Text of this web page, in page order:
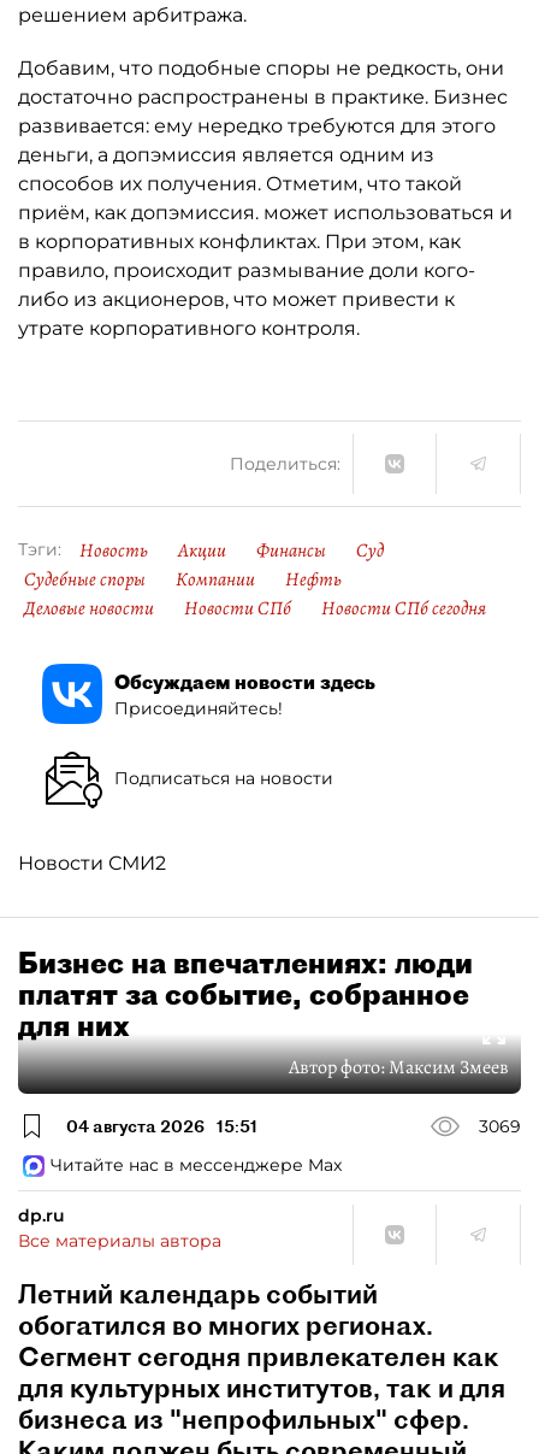
решением арбитража.
Добавим, что подобные споры не редкость, они
достаточно распространены в практике. Бизнес
развивается: ему нередко требуются для этого
деньги, а допэмиссия является одним из
способов их получения. Отметим, что такой
приём, как допэмиссия. может использоваться и
в корпоративных конфликтах. При этом, как
правило, происходит размывание доли кого-
либо из акционеров, что может привести к
утрате корпоративного контроля.
Поделиться:
Тэги: Новость Акции Финансы
Суд
Судебные споры
Компании
Нефть
Деловые новости
Новости СПб Новости СПб сегодня
Обсуждаем новости здесь
Присоединяйтесь!
Подписаться на новости
Новости СМИ2
Бизнес на впечатлениях: люди
платят за событие, собранное
для них
Автор фото:Максим Змеев
04 августа 2026 15:51
3069
Читайте нас в мессенджере Max
dp.ru
Все материалы автора
Летний календарь событий
обогатился во многих регионах.
Сегмент сегодня привлекателен как
для культурных институтов, так и для
бизнеса из "непрофильных" сфер.